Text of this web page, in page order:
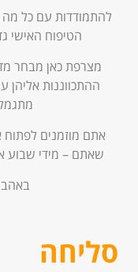
להתמודדות עם כל מה
הטיפוח האישי
ההתכווננות
אתם מוזמנים
שאתם – מידי שבוע
סליחה